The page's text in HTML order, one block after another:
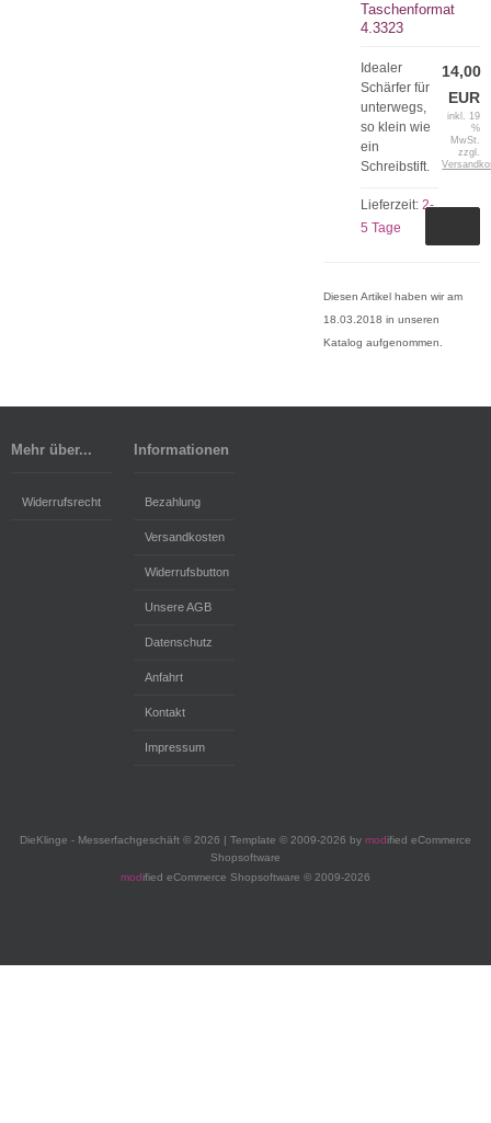
Taschenformat
4.3323
Idealer
Schärfer für
unterwegs,
so klein wie
ein
Schreibstift.
Lieferzeit:2-
5 Tage
14,00
EUR
inkl. 19
%
MwSt.
zzgl.
Diesen Artikel haben wir am
18.03.2018 in unseren
Katalog aufgenommen.
Mehr über...
Widerrufsrecht
Informationen
Bezahlung
Versandkosten
Widerrufsbutton
Unsere AGB
Datenschutz
Anfahrt
Kontakt
Impressum
DieKlinge - Messerfachgeschäft © 2026 | Template © 2009-2026 by modified eCommerce
Shopsoftware
modified eCommerce Shopsoftware © 2009-2026